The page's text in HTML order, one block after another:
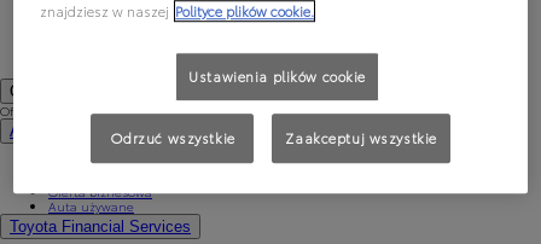
Zobacz wszystkie cenniki
Oferty specjalne i Finansowanie
Oferty specjalne i Finansowanie
Aktualne oferty
Finał wyprzedaży 2025
Oferta biznesowa
Auta używane
Toyota Financial Services
znajdziesz w naszej Polityce plików cookie.
Ustawienia plików cookie
Odrzuć wszystkie Zaakceptuj wszystkie